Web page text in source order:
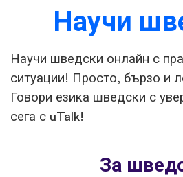
Научи
Научи шведски онлайн с
ситуации! Просто, бързо и
Говори езика шведски с
сега с uTalk!
За